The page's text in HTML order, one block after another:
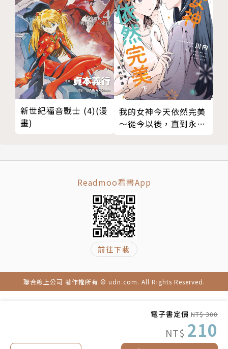
電子書定價 NT$ 300
NT$ 210
法律上的預謀與臨時起意判的刑期差很多，和大家共勉
之。
新世紀福音戰士 (4)(漫
畫)
我的女神今天依然完美
～從今以後，直到永遠
Readmoo看書App
前往下載
聯合線上公司 著作權所有 © udn.com. All Rights Reserved.